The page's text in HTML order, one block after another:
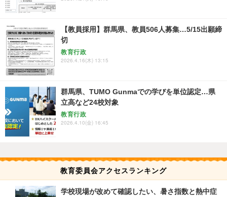
【教員採用】群馬県、教員506人募集…5/15出願締
切
教育行政
2026.4.16(木) 13:15
群馬県、TUMO Gunmaでの学びを単位認定…県
立高など24校対象
教育行政
2026.4.10(金) 16:45
教育委員会アクセスランキング
学校現場が改めて確認したい、暑さ指数と熱中症